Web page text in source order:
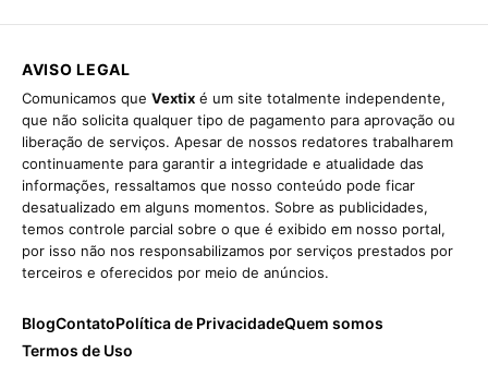
AVISO LEGAL
Comunicamos que Vextix é um site totalmente independente,
que não solicita qualquer tipo de pagamento para aprovação ou
liberação de serviços. Apesar de nossos redatores trabalharem
continuamente para garantir a integridade e atualidade das
informações, ressaltamos que nosso conteúdo pode ficar
desatualizado em alguns momentos. Sobre as publicidades,
temos controle parcial sobre o que é exibido em nosso portal,
por isso não nos responsabilizamos por serviços prestados por
terceiros e oferecidos por meio de anúncios.
BlogContatoPolítica de PrivacidadeQuem somos
Termos de Uso